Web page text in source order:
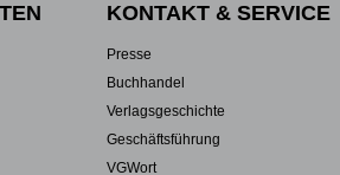
KONTAKT & SERVICE
Presse
Buchhandel
Verlagsgeschichte
Geschäftsführung
VGWort